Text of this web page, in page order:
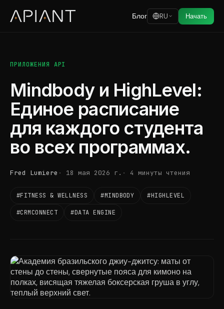
Блог RU Начать
ПРИЛОЖЕНИЯ API
Mindbody и HighLevel:
Единое расписание
для каждого студента
во всех программах.
Fred Lumiere 18 мая 2026 г. 4 минуты чтения
#FITNESS & WELLNESS #MINDBODY #HIGHLEVEL
#CRMCONNECT #DATA ENGINE